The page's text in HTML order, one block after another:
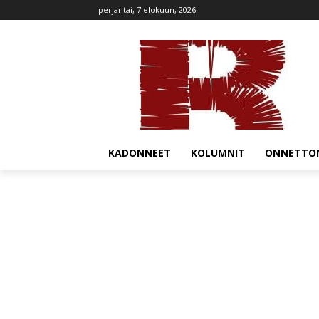
perjantai, 7 elokuun, 2026
KADONNEET KOLUMNIT